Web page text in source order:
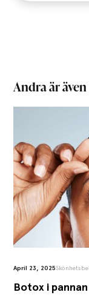
Andra är
April 23, 2025
Botox i